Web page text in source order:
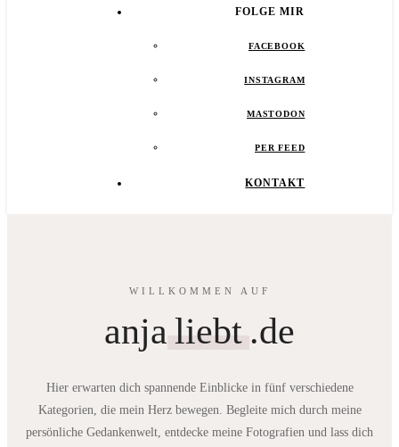
FOLGE MIR
FACEBOOK
INSTAGRAM
MASTODON
PER FEED
KONTAKT
WILLKOMMEN AUF
anja liebt .de
Hier erwarten dich spannende Einblicke in fünf verschiedene
Kategorien, die mein Herz bewegen. Begleite mich durch meine
persönliche Gedankenwelt, entdecke meine Fotografien und lass dich